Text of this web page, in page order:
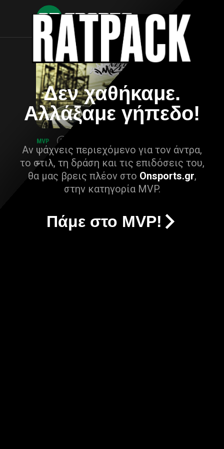
Δεν χαθήκαμε.
Αλλάξαμε γήπεδο!
Αν ψάχνεις περιεχόμενο για τον άντρα,
το στιλ, τη δράση και τις επιδόσεις του,
θα μας βρεις πλέον στο Onsports.gr,
στην κατηγορία MVP.
Πάμε στο MVP!